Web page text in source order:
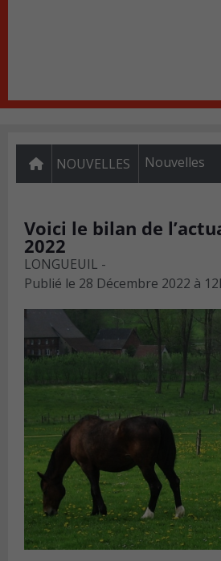
NOUVELLES Nouvelles
Voici le bilan de
2022
LONGUEUIL -
Publié le 28 Décembre 2022 à